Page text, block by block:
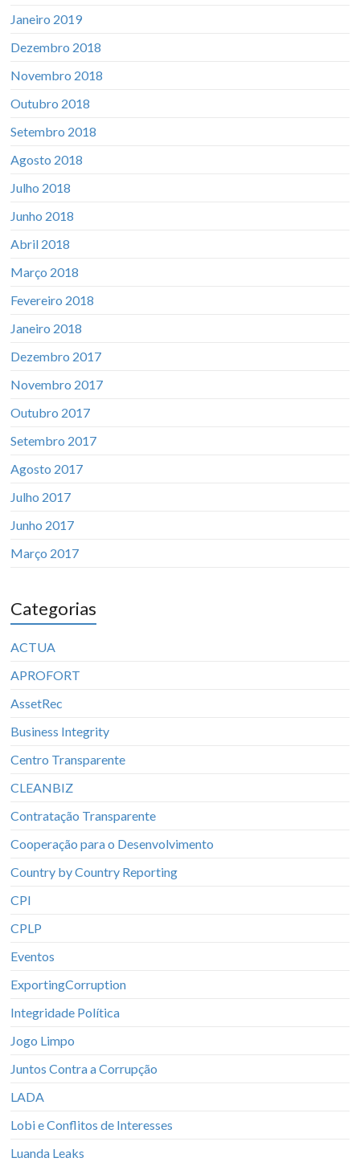
Janeiro 2019
Dezembro 2018
Novembro 2018
Outubro 2018
Setembro 2018
Agosto 2018
Julho 2018
Junho 2018
Abril 2018
Março 2018
Fevereiro 2018
Janeiro 2018
Dezembro 2017
Novembro 2017
Outubro 2017
Setembro 2017
Agosto 2017
Julho 2017
Junho 2017
Março 2017
Categorias
ACTUA
APROFORT
AssetRec
Business Integrity
Centro Transparente
CLEANBIZ
Contratação Transparente
Cooperação para o Desenvolvimento
Country by Country Reporting
CPI
CPLP
Eventos
ExportingCorruption
Integridade Política
Jogo Limpo
Juntos Contra a Corrupção
LADA
Lobi e Conflitos de Interesses
Luanda Leaks